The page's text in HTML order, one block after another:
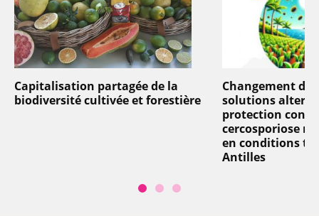
Capitalisation partagée de la
biodiversité cultivée et forestière
Changement
solutions
protection
cercosporiose
en conditions
Antilles